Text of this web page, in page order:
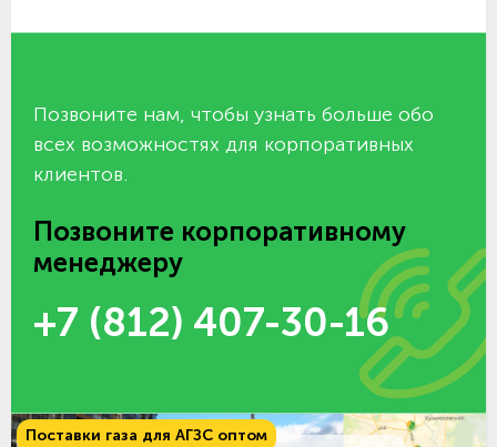
Позвоните нам, чтобы узнать больше обо
всех возможностях для корпоративных
клиентов.
Позвоните корпоративному
менеджеру
+7 (812) 407-30-16
Поставки газа для АГЗС оптом